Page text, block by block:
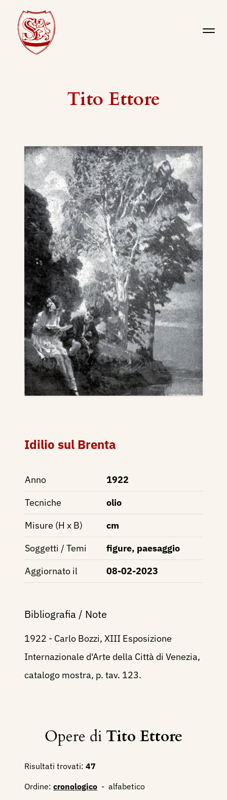
Tito Ettore
Idilio sul Brenta
Anno
1922
Tecniche
olio
Misure (H x B)
cm
Soggetti / Temi
figure, paesaggio
Aggiornato il
08-02-2023
Bibliografia / Note
1922 - Carlo Bozzi, XIII Esposizione
Internazionale d'Arte della Città di Venezia,
catalogo mostra, p. tav. 123.
Opere di Tito Ettore
Risultati trovati: 47
Ordine: cronologico - alfabetico